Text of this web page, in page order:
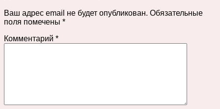
Ваш адрес email не будет опубликован. Обязательные
поля помечены *
Комментарий *